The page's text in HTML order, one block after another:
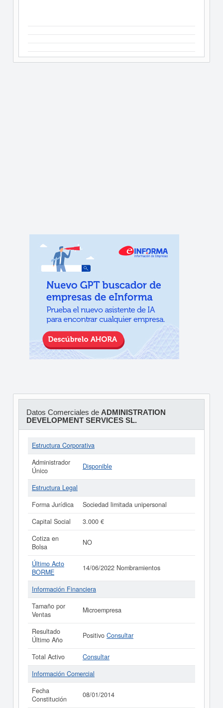
Datos Comerciales de ADMINISTRATION
DEVELOPMENT SERVICES SL.
Estructura Corporativa
Administrador
Único
Disponible
Estructura Legal
Forma Jurídica
Sociedad limitada unipersonal
Capital Social
3.000 €
Cotiza en
Bolsa
NO
Último Acto
BORME
14/06/2022 Nombramientos
Información Financiera
Tamaño por
Ventas
Microempresa
Resultado
Último Año
Positivo Consultar
Total Activo
Consultar
Información Comercial
Fecha
Constitución
08/01/2014